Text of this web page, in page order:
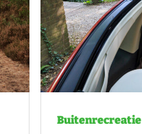
Buitenrecreatie